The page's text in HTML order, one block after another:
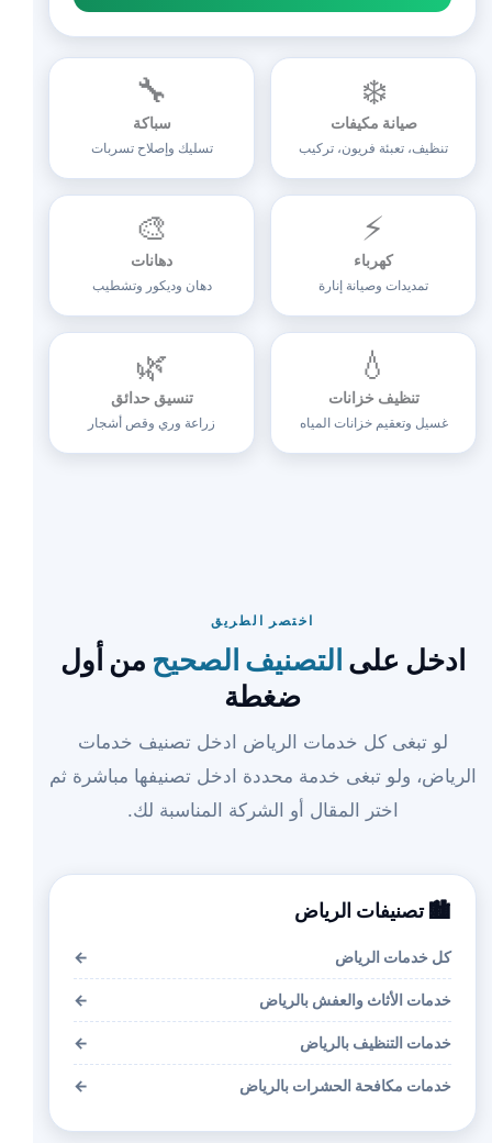
❄️
صيانة مكيفات
تنظيف، تعبئة فريون، تركيب
🔧
سباكة
تسليك وإصلاح تسربات
⚡
كهرباء
تمديدات وصيانة إنارة
🎨
دهانات
دهان وديكور وتشطيب
💧
تنظيف خزانات
غسيل وتعقيم خزانات المياه
🌿
تنسيق حدائق
زراعة وري وقص أشجار
اختصر الطريق
ادخل على التصنيف الصحيح من أول
ضغطة
لو تبغى كل خدمات الرياض ادخل تصنيف خدمات
الرياض، ولو تبغى خدمة محددة ادخل تصنيفها مباشرة ثم
اختر المقال أو الشركة المناسبة لك.
🏙️ تصنيفات الرياض
كل خدمات الرياض ←
خدمات الأثاث والعفش بالرياض ←
خدمات التنظيف بالرياض ←
خدمات مكافحة الحشرات بالرياض ←